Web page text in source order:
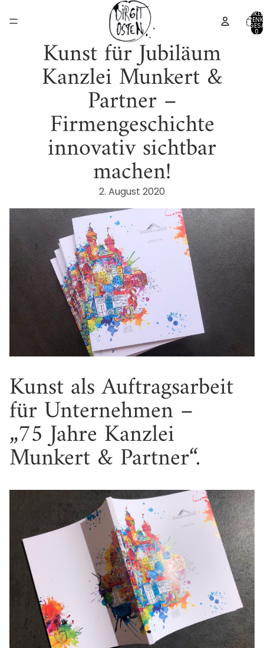
0
Kunst für Jubiläum
Kanzlei Munkert &
Partner –
Firmengeschichte
innovativ sichtbar
machen!
2. August 2020
Kunst als Auftragsarbeit
für Unternehmen –
„75 Jahre Kanzlei
Munkert & Partner“.